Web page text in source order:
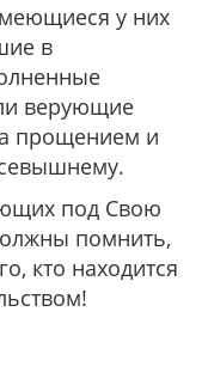
у них
в
верующие
прощением и
под Свою
помнить,
кто находится